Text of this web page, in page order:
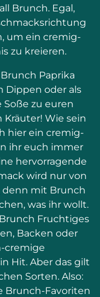
Brunch. Egal,
um ein cremig-
zu kreieren.
Paprika
Dippen oder als
zu euren
Wie sein
hier ein cremig-
ihr euch immer
hervorragende
wird nur von
denn mit Brunch
was ihr wollt.
Fruchtiges
Backen oder
cremige
Hit. Aber das gilt
Sorten. Also:
Brunch-Favoriten